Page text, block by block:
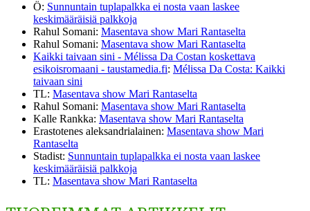
Ö: Sunnuntain tuplapalkka ei nosta vaan laskee
keskimääräisiä palkkoja
Rahul Somani: Masentava show Mari Rantaselta
Rahul Somani: Masentava show Mari Rantaselta
Kaikki taivaan sini - Mélissa Da Costan koskettava
esikoisromaani - taustamedia.fi: Mélissa Da Costa: Kaikki
taivaan sini
TL: Masentava show Mari Rantaselta
Rahul Somani: Masentava show Mari Rantaselta
Kalle Rankka: Masentava show Mari Rantaselta
Erastotenes aleksandrialainen: Masentava show Mari
Rantaselta
Stadist: Sunnuntain tuplapalkka ei nosta vaan laskee
keskimääräisiä palkkoja
TL: Masentava show Mari Rantaselta